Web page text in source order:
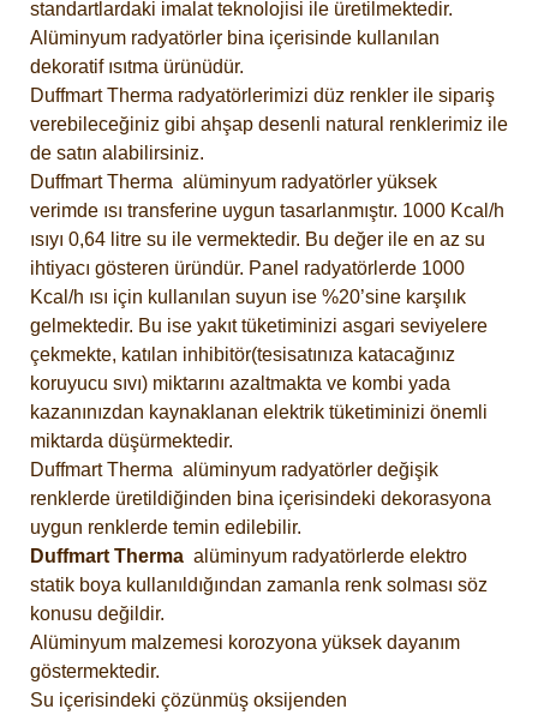
standartlardaki imalat teknolojisi ile üretilmektedir.
Alüminyum radyatörler bina içerisinde kullanılan
dekoratif ısıtma ürünüdür.
Duffmart Therma radyatörlerimizi düz renkler ile sipariş
verebileceğiniz gibi ahşap desenli natural renklerimiz ile
de satın alabilirsiniz.
Duffmart Therma alüminyum radyatörler yüksek
verimde ısı transferine uygun tasarlanmıştır. 1000 Kcal/h
ısıyı 0,64 litre su ile vermektedir. Bu değer ile en az su
ihtiyacı gösteren üründür. Panel radyatörlerde 1000
Kcal/h ısı için kullanılan suyun ise %20’sine karşılık
gelmektedir. Bu ise yakıt tüketiminizi asgari seviyelere
çekmekte, katılan inhibitör(tesisatınıza katacağınız
koruyucu sıvı) miktarını azaltmakta ve kombi yada
kazanınızdan kaynaklanan elektrik tüketiminizi önemli
miktarda düşürmektedir.
Duffmart Therma alüminyum radyatörler değişik
renklerde üretildiğinden bina içerisindeki dekorasyona
uygun renklerde temin edilebilir.
Duffmart Therma alüminyum radyatörlerde elektro
statik boya kullanıldığından zamanla renk solması söz
konusu değildir.
Alüminyum malzemesi korozyona yüksek dayanım
göstermektedir.
Su içerisindeki çözünmüş oksijenden